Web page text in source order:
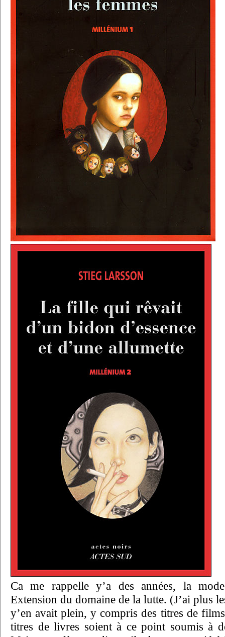
Ca me rappelle y’a des années, la
Extension du domaine de la lutte. (J’ai plus
y’en avait plein, y compris des titres de
titres de livres soient à ce point soumis à